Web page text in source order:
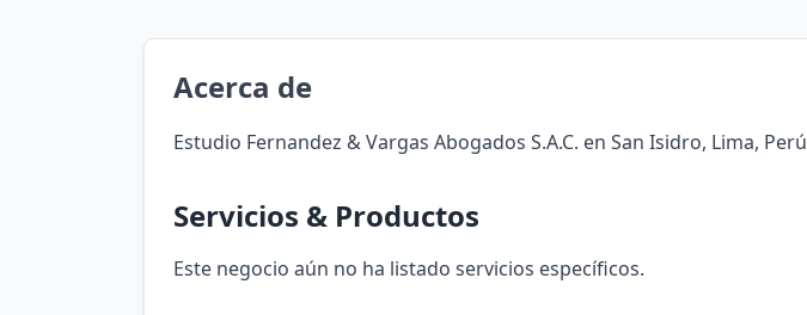
Acerca de
Estudio Fernandez & Vargas Abogados S.A.C. en San Isidro, Lima, Perú
Servicios & Productos
Este negocio aún no ha listado servicios específicos.